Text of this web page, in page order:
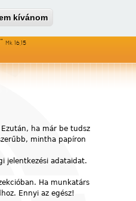
kívánom
világra, és
Mk 16,15
ha már be tudsz
mintha papíron
jelentkezési adataidat.
Ha munkatárs
Ennyi az egész!